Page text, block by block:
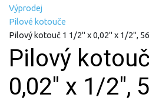
Výprodej
Pilové kotouče
Pilový kotouč 1 1/2" x 0,02" x 1/2",
Pilový
0,02" x 1/2",